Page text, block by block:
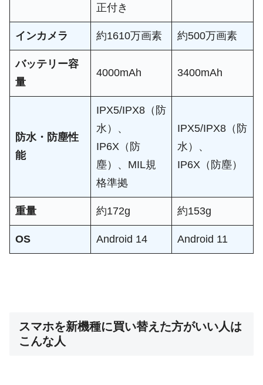
正付き
インカメラ 約1610万画素 約500万画素
バッテリー容
量
4000mAh 3400mAh
防水・防塵性
能
IPX5/IPX8（防
水）、
IP6X（防
塵）、MIL規
格準拠
IPX5/IPX8（防
水）、
IP6X（防塵）
重量 約172g 約153g
OS Android 14 Android 11
スマホを新機種に買い替えた方がいい人は
こんな人